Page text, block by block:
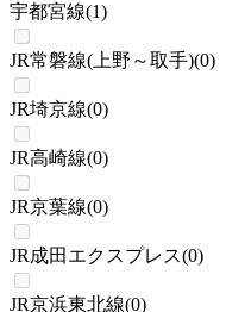
宇都宮線(1)
JR常磐線(上野～取手)(0)
JR埼京線(0)
JR高崎線(0)
JR京葉線(0)
JR成田エクスプレス(0)
JR京浜東北線(0)